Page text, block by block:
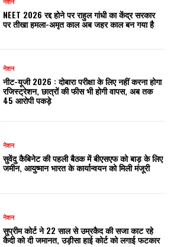
NEET 2026 रद्द होने पर राहुल गांधी का केंद्र सरकार
पर तीखा हमला-अमृत काल अब जहर काल बन गया है
नेशन
नीट-यूजी 2026 : दोबारा परीक्षा के लिए नहीं करना होगा
रजिस्ट्रेशन, छात्रों की फीस भी होगी वापस, अब तक
45 आरोपी पकड़े
नेशन
सुवेंदु कैबिनेट की पहली बैठक में बीएसएफ को बाड़ के लिए
जमीन, आयुष्मान भारत के कार्यान्वयन को मिली मंजूरी
नेशन
सुप्रीम कोर्ट ने 22 साल से उम्रकैद की सजा काट रहे
कैदी को दी जमानत, उड़ीसा हाई कोर्ट को लगाई फटकार